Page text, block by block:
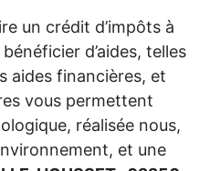
un crédit d’impôts à
d’aides, telles
aides financières, et
vous permettent
réalisée nous,
et une